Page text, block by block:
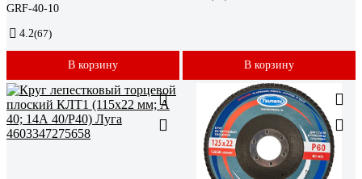
GRF-40-10
4.2(67)
В корзину В корзину